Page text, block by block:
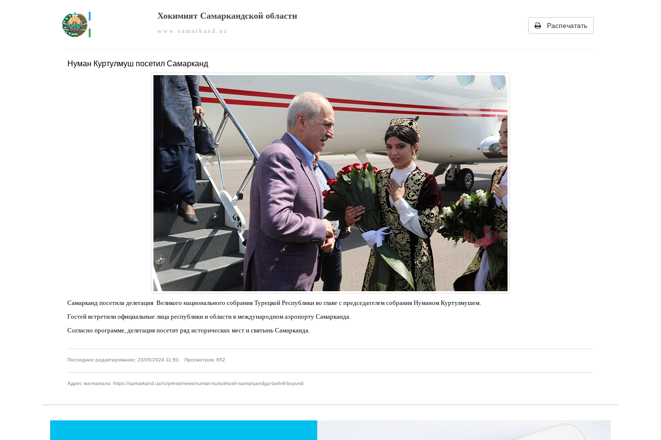
Хокимият Самаркандской области
w w w . s a m a r k a n d . u z
Распечатать
Нуман Куртулмуш посетил Самарканд
Самарканд посетила делегация Великого национального собрания Турецкой Республики во главе с председателем собрания Нуманом Куртулмушем.
Гостей встретили официальные лица республики и области в международном аэропорту Самарканда.
Согласно программе, делегация посетит ряд исторических мест и святынь Самарканда.
Последнее редактирование: 23/05/2024 11:50. Просмотров: 652
Адрес материала: https://samarkand.uz/ru/press/news/numan-kurtulmush-samarqandga-tashrif-buyurdi